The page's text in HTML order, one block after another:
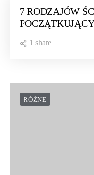
7 RODZAJÓW
1 share
RÓŻNE